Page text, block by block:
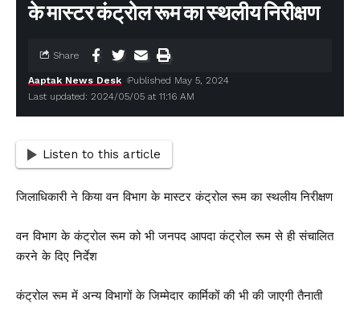
के मास्टर कंट्रोल रूम का स्थलीय निरीक्षण
Last updated: 2024/05/05 at 11:16 AM
Aaptak News Desk Published May 5, 2024
Share
Listen to this article
जिलाधिकारी ने किया वन विभाग के मास्टर कंट्रोल रूम का स्थलीय निरीक्षण
वन विभाग के कंट्रोल रूम को भी जनपद आपदा कंट्रोल रूम से ही संचालित
करने के दिए निर्देश
कंट्रोल रूम में अन्य विभागों के जिम्मेदार कार्मिकों की भी की जाएगी तैनाती